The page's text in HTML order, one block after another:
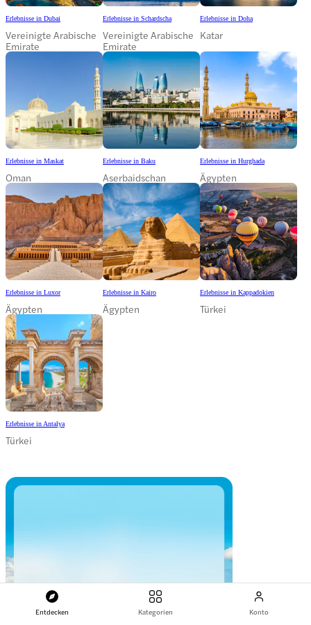
Entdecken Kategorien Konto
Erlebnisse in Dubai
Vereinigte Arabische
Emirate
Erlebnisse in Schardscha
Vereinigte Arabische
Emirate
Erlebnisse in Doha
Katar
Erlebnisse in Maskat
Oman
Erlebnisse in Baku
Aserbaidschan
Erlebnisse in Hurghada
Ägypten
Erlebnisse in Luxor
Ägypten
Erlebnisse in Kairo
Ägypten
Erlebnisse in Kappadokien
Türkei
Erlebnisse in Antalya
Türkei